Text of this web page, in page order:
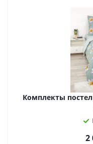
Комплекты
2